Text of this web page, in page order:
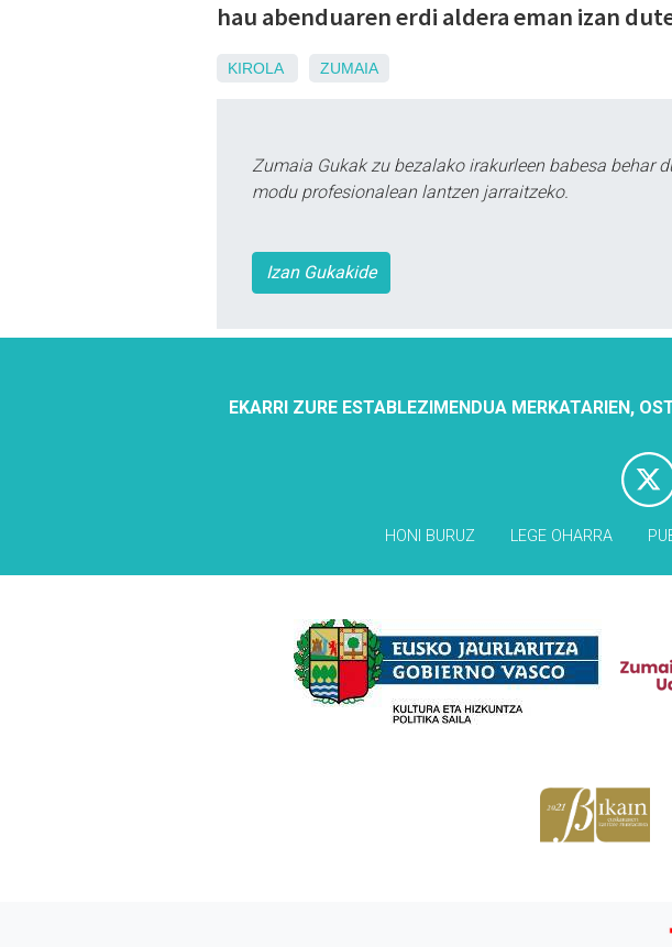
hau abenduaren erdi aldera eman izan
KIROLA ZUMAIA
Zumaia Gukak zu bezalako irakurleen babesa behar
modu profesionalean lantzen jarraitzeko.
Izan Gukakide
EKARRI ZURE ESTABLEZIMENDUA MERKATARIEN,
HONI BURUZ LEGE OHARRA